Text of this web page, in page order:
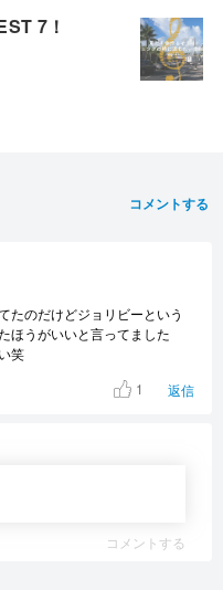
7！
コメントする
たのだけどジョリビーという
ほうがいいと言ってました
笑
1 返信
コメントする